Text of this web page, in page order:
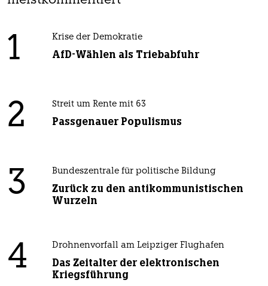
1 Krise der Demokratie
AfD-Wählen als Triebabfuhr
2 Streit um Rente mit 63
Passgenauer Populismus
3 Bundeszentrale für politische Bildung
Zurück zu den antikommunistischen
Wurzeln
4 Drohnenvorfall am Leipziger Flughafen
Das Zeitalter der elektronischen
Kriegsführung